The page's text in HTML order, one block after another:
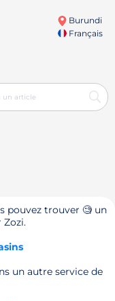
Burundi
Français
pouvez trouver 🧐 un
Zozi.
un autre service de